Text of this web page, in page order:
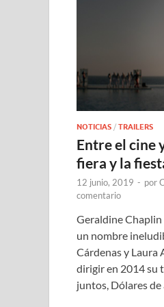
NOTICIAS / TRAILERS
Entre el cine
fiera y la
12 junio, 2019 - por
comentario
Geraldine
un nombre
Cárdenas y Laura
dirigir en 2014 su
juntos, Dólares de